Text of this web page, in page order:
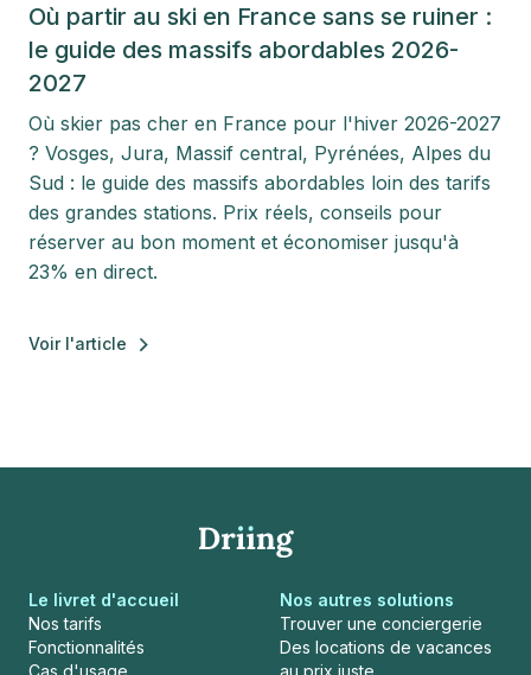
Où partir au ski en France sans se ruiner :
le guide des massifs abordables 2026-
2027
Où skier pas cher en France pour l'hiver 2026-2027
? Vosges, Jura, Massif central, Pyrénées, Alpes du
Sud : le guide des massifs abordables loin des tarifs
des grandes stations. Prix réels, conseils pour
réserver au bon moment et économiser jusqu'à
23% en direct.
Voir l'article
Le livret d'accueil
Nos tarifs
Fonctionnalités
Cas d'usage
Nos autres solutions
Trouver une conciergerie
Des locations de vacances
au prix juste